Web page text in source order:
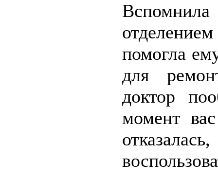
помогла
для
доктор
момент